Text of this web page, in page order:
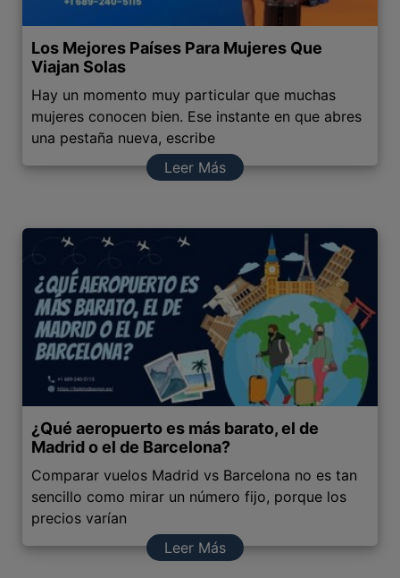
Los Mejores Países Para Mujeres Que
Viajan Solas
Hay un momento muy particular que muchas
mujeres conocen bien. Ese instante en que abres
una pestaña nueva, escribe
Leer Más
¿Qué aeropuerto es más barato, el de
Madrid o el de Barcelona?
Comparar vuelos Madrid vs Barcelona no es tan
sencillo como mirar un número fijo, porque los
precios varían
Leer Más